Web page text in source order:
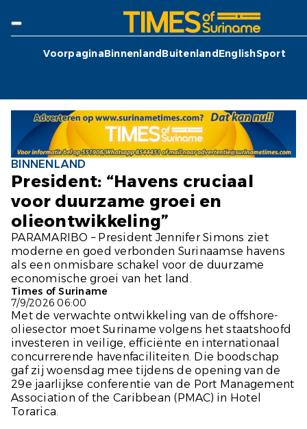
VoorpaginaBinnenlandBuitenlandEnglishSport
BINNENLAND
President: “Havens cruciaal
voor duurzame groei en
olieontwikkeling”
PARAMARIBO – President Jennifer Simons ziet
moderne en goed verbonden Surinaamse havens
als een onmisbare schakel voor de duurzame
economische groei van het land.
Times of Suriname
7/9/2026 06:00
Met de verwachte ontwikkeling van de offshore-
oliesector moet Suriname volgens het staatshoofd
investeren in veilige, efficiënte en internationaal
concurrerende havenfaciliteiten. Die boodschap
gaf zij woensdag mee tijdens de opening van de
29e jaarlijkse conferentie van de Port Management
Association of the Caribbean (PMAC) in Hotel
Torarica.